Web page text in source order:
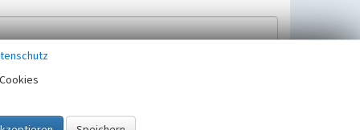
gespeichert und verwendet.